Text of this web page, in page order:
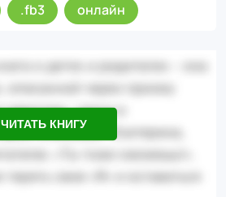
.fb3 онлайн
ЧИТАТЬ КНИГУ